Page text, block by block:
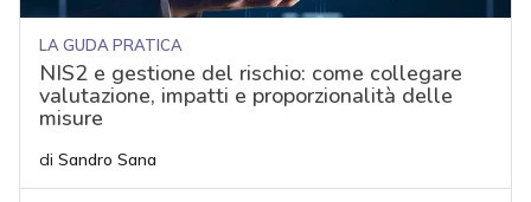
LA GUDA PRATICA
NIS2 e gestione del rischio: come collegare
valutazione, impatti e proporzionalità delle
misure
di Sandro Sana